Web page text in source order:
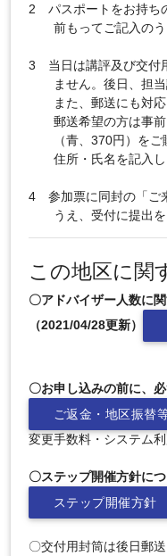
2 パスポートをお持ち
前もってご記入のう
3 当日は講評及び交付
ません。後日、担当
また、郵送にも対応
郵送希望の方は事前
（青、370円）をご
住所・氏名を記入し
4 参加票に同封の「ご
うえ、受付に提出を
この地区に関
〇アドバイザー人数に
（2021/04/28更新）
〇お申し込みの前に、
ご返金・地区振替
変更手数料・システム
〇ステップ開催方針に
ステップ開催方針
〇交付用封筒は後日郵